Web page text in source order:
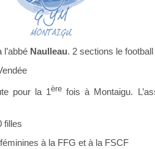
Naulleau. 2 sections le
pour la 1ère fois à Montaigu.
filles
à la FFG et à la FSCF